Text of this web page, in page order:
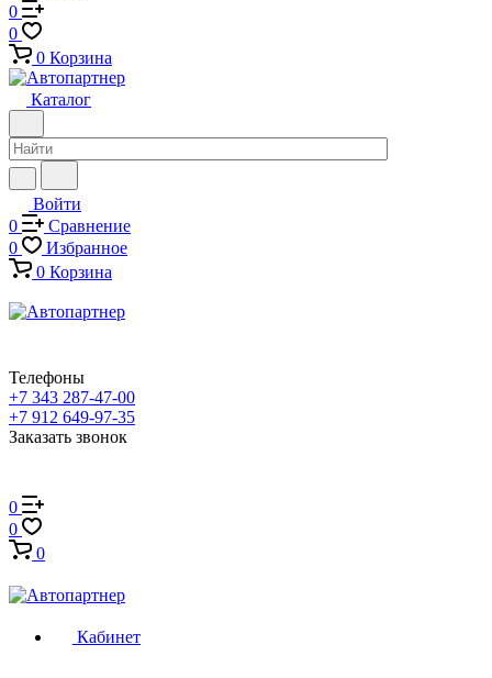
0
0
0 Корзина
Каталог
Войти
0
Сравнение
0
Избранное
0 Корзина
Телефоны
+7 343 287-47-00
+7 912 649-97-35
Заказать звонок
0
0
0
Кабинет